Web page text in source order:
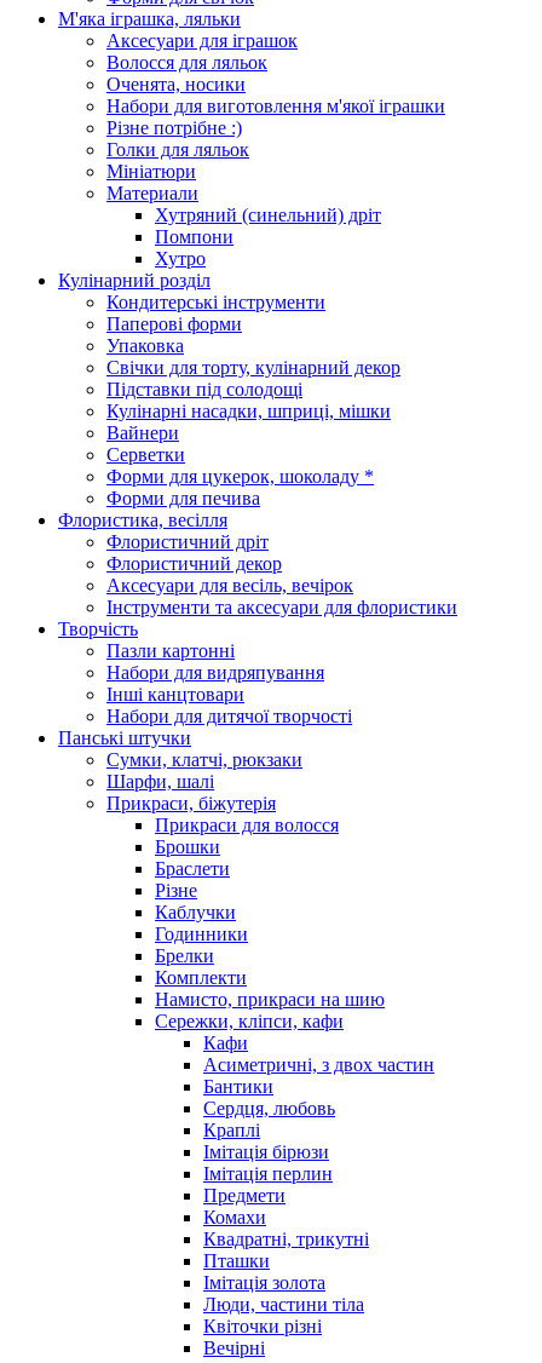
М'яка іграшка, ляльки
Аксесуари для іграшок
Волосся для ляльок
Оченята, носики
Набори для виготовлення м'якої іграшки
Різне потрібне :)
Голки для ляльок
Мініатюри
Материали
Хутряний (синельний) дріт
Помпони
Хутро
Кулінарний розділ
Кондитерські інструменти
Паперові форми
Упаковка
Свічки для торту, кулінарний декор
Підставки під солодощі
Кулінарні насадки, шприці, мішки
Вайнери
Серветки
Форми для цукерок, шоколаду *
Форми для печива
Флористика, весілля
Флористичний дріт
Флористичний декор
Аксесуари для весіль, вечірок
Інструменти та аксесуари для флористики
Творчість
Пазли картонні
Набори для видряпування
Інші канцтовари
Набори для дитячої творчості
Панські штучки
Сумки, клатчі, рюкзаки
Шарфи, шалі
Прикраси, біжутерія
Прикраси для волосся
Брошки
Браслети
Різне
Каблучки
Годинники
Брелки
Комплекти
Намисто, прикраси на шию
Сережки, кліпси, кафи
Кафи
Асиметричні, з двох частин
Бантики
Сердця, любовь
Краплі
Імітація бірюзи
Імітація перлин
Предмети
Комахи
Квадратні, трикутні
Пташки
Імітація золота
Люди, частини тіла
Квіточки різні
Вечірні